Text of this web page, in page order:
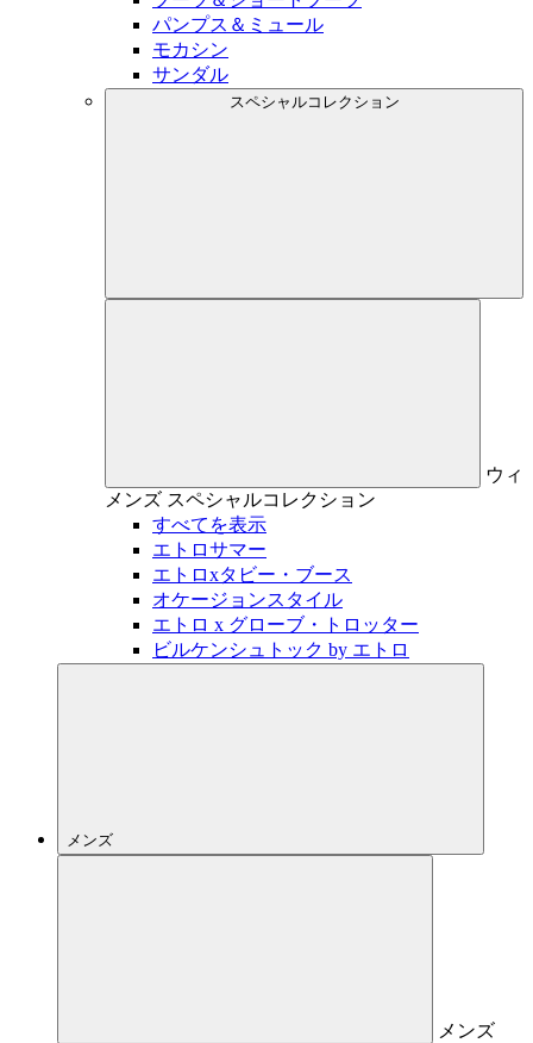
パンプス＆ミュール
モカシン
サンダル
スペシャルコレクション
ウィ
メンズ スペシャルコレクション
すべてを表示
エトロサマー
エトロxタビー・ブース
オケージョンスタイル
エトロ x グローブ・トロッター
ビルケンシュトック by エトロ
メンズ
メンズ